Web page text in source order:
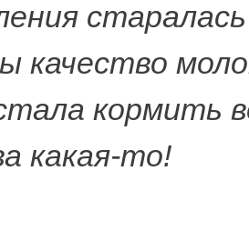
качество
кормить
какая-то!